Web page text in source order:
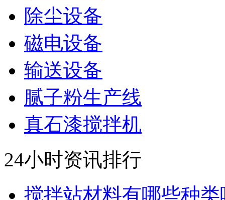
除尘设备
磁电设备
输送设备
腻子粉生产线
真石漆搅拌机
24小时资讯排行
搅拌站材料有哪些种类